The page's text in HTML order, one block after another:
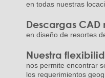
en todas nuestras
Descargas
en diseño de resortes
Nuestra
nos permite encontrar
los requerimientos